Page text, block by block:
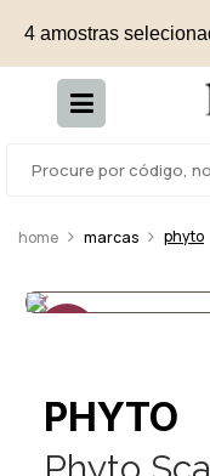
4 amostras
marcas phyto
PHYTO